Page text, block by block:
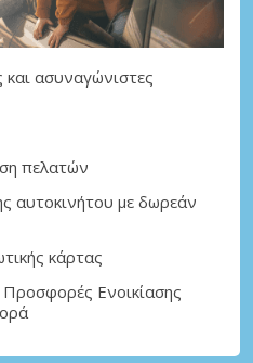
ασυναγώνιστες
πελατών
αυτοκινήτου με δωρεάν
κάρτας
Προσφορές Ενοικίασης